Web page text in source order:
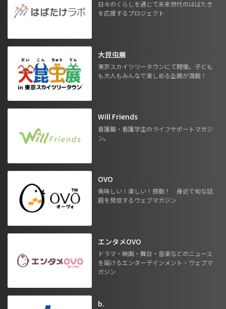
日々のくらしを通じて未来世代のはばたき
を応援するプロジェクト
大昆虫展
東京スカイツリータウンにて開催。子ども
も大人もみんなで楽しめる企画が満載！
Will Friends
看護職・看護学生のライフサポートマガジ
ン。
OVO
美味しい！楽しい！感動！ 身近で旬な話
題を発信するウェブマガジン
エンタメOVO
ドラマ・映画・舞台・音楽などのニュース
を届けるエンターテインメント・ウェブマ
ガジン
b.